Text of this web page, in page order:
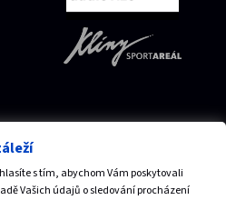
Ochrana osobních údajů
s tím, abychom Vám poskytovali
Vašich údajů o sledování procházení